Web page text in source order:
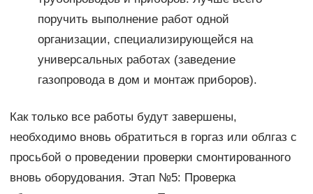
поручить выполнение работ одной
организации, специализирующейся на
универсальных работах (заведение
газопровода в дом и монтаж приборов).
Как только все работы будут завершены,
необходимо вновь обратиться в горгаз или облгаз с
просьбой о проведении проверки смонтированного
вновь оборудования. Этап №5: Проверка